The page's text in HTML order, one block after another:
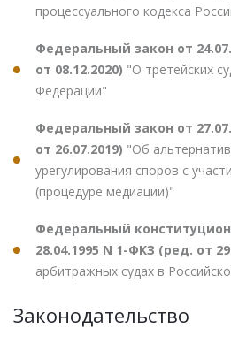
процессуального кодекса
Федеральный закон от
от 08.12.2020) "О третейских
Федерации"
Федеральный закон от
от 26.07.2019) "Об
урегулирования споров с
(процедуре медиации)"
Федеральный
28.04.1995 N 1-ФКЗ (ред. от
арбитражных судах в
Законодательство